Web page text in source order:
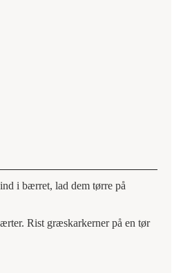
i bærret, lad dem tørre på
Rist græskarkerner på en tør